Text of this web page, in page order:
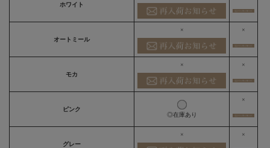
ホワイト
オートミール
× ×
モカ
× ×
ピンク
◎在庫あり
×
グレー
× ×